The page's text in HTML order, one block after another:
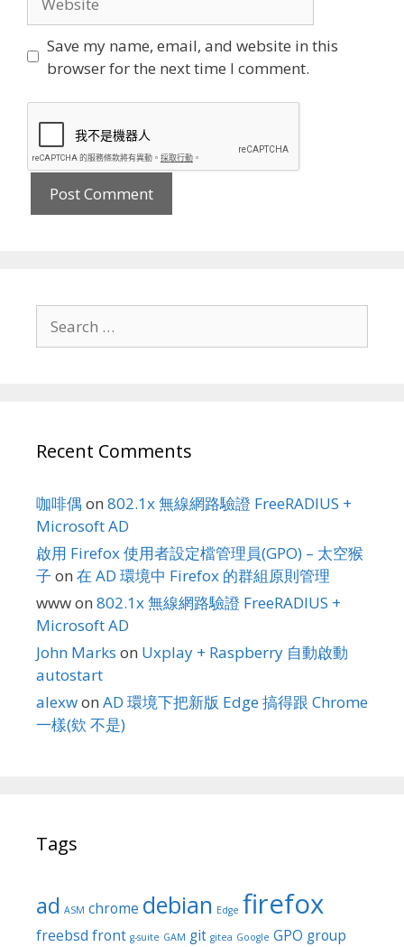
Save my name, email, and website in this
browser for the next time I comment.
for:
Recent Comments
咖啡偶 on 802.1x 無線網路驗證 FreeRADIUS +
Microsoft AD
啟用 Firefox 使用者設定檔管理員(GPO) – 太空猴
子 on 在 AD 環境中 Firefox 的群組原則管理
wwwon 802.1x 無線網路驗證 FreeRADIUS +
Microsoft AD
John Marks on Uxplay + Raspberry 自動啟動
autostart
alexwon AD 環境下把新版 Edge 搞得跟 Chrome
一樣(欸 不是)
Tags
ad ASM chrome debian Edge firefox
freebsd front g-suite GAM git gitea Google GPO group